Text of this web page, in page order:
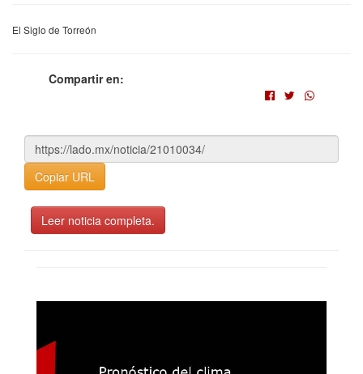
El Siglo de Torreón
Compartir en:
Copiar URL
Leer noticia completa.